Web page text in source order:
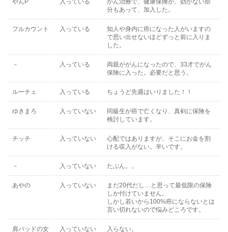
やんP 入っている
がん治療で、健康保険が、効かない部
分もあって、加入した。
フルカウント 入っている
知人や身内に癌になった人がいますの
で思い出せないほどずっと前に入りま
した。
－ 入っている
両親ががんになったので、33才でがん
保険に入った。必要だと思う。
ルーチェ 入っている ちょうど先週はいりました！！
ゆきまろ 入っていない
同級生が癌で亡くなり、真剣に保険を
検討しています。
チッチ 入っていない
心配ではありますが、そこにお金を割
ける収入がない。辛いです。
－ 入っていない たぶん。。
あやの 入っていない
まだ20代だし…と思って最低限の保険
しか付けていません。
しかし若いから100%癌にならないとは
言い切れないので悩みどころです。
肩パッドの女 入っていない 入らない。